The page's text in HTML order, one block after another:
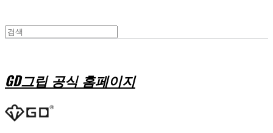
GD그립 공식 홈페이지